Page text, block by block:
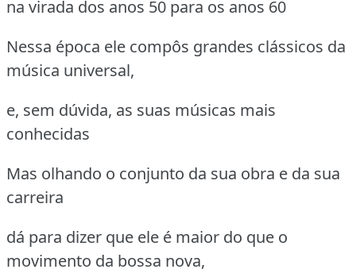
na virada dos anos 50 para os anos 60
Nessa época ele compôs grandes clássicos da
música universal,
e, sem dúvida, as suas músicas mais
conhecidas
Mas olhando o conjunto da sua obra e da sua
carreira
dá para dizer que ele é maior do que o
movimento da bossa nova,